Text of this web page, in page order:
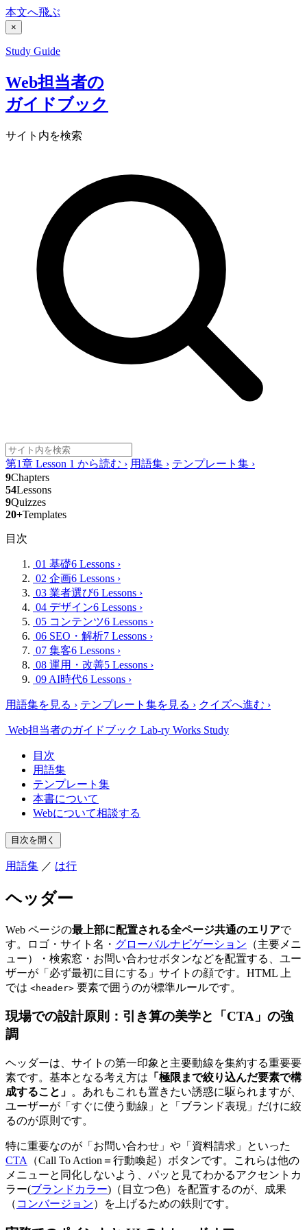
本文へ飛ぶ
×
Study Guide
Web担当者の
ガイドブック
サイト内を検索
第1章 Lesson 1 から読む › 用語集 › テンプレート集 ›
9Chapters
54Lessons
9Quizzes
20+Templates
目次
01 基礎6 Lessons ›
02 企画6 Lessons ›
03 業者選び6 Lessons ›
04 デザイン6 Lessons ›
05 コンテンツ6 Lessons ›
06 SEO・解析7 Lessons ›
07 集客6 Lessons ›
08 運用・改善5 Lessons ›
09 AI時代6 Lessons ›
用語集を見る › テンプレート集を見る › クイズへ進む ›
Web担当者のガイドブック Lab-ry Works Study
目次
用語集
テンプレート集
本書について
Webについて相談する
目次を開く
用語集 ／ は行
ヘッダー
Web ページの最上部に配置される全ページ共通のエリアで
す。ロゴ・サイト名・ グローバルナビゲーション （主要メニ
ュー）・検索窓・お問い合わせボタンなどを配置する、ユー
ザーが「必ず最初に目にする」サイトの顔です。HTML 上
では <header> 要素で囲うのが標準ルールです。
現場での設計原則：引き算の美学と「CTA」の強
調
ヘッダーは、サイトの第一印象と主要動線を集約する重要要
素です。基本となる考え方は 「極限まで絞り込んだ要素で構
成すること」 。あれもこれも置きたい誘惑に駆られますが、
ユーザーが「すぐに使う動線」と「ブランド表現」だけに絞
るのが原則です。
特に重要なのが「お問い合わせ」や「資料請求」といった
CTA
（Call To Action＝行動喚起）ボタンです。これらは他の
メニューと同化しないよう、パッと見てわかるアクセントカ
ラー(ブランドカラー)（目立つ色）を配置するのが、成果
（ コンバージョン）を上げるための鉄則です。